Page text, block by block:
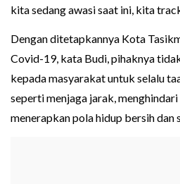
kita sedang awasi saat ini, kita
Dengan ditetapkannya Kota
Covid-19, kata Budi, pihaknya
kepada masyarakat untuk selalu
seperti menjaga jarak, menghindari
menerapkan pola hidup bersih dan